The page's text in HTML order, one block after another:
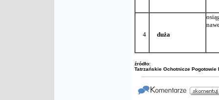
4 duża
źródło:
Tatrzańskie Ochotnicze Pogotowie